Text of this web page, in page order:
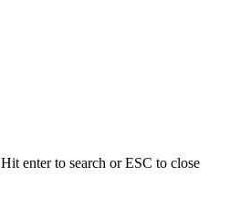
Hit enter to search or ESC to close